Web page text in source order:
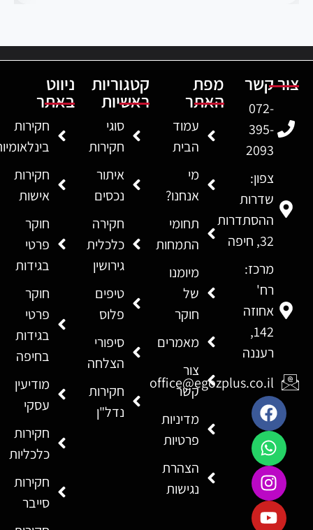
צור קשר
072-
395-
2093
צפון:
שדרות
ההסתדרות
32, חיפה
מרכז:
רח'
אחוזה
142,
רעננה
office@egozplus.co.il
מפת
האתר
עמוד
הבית
מי
אנחנו?
תחומי
התמחות
מיומנו
של
חוקר
מאמרים
צור
קשר
מדיניות
פרטיות
הצהרת
נגישות
קטגוריות
ראשיות
סוגי
חקירות
איתור
נכסים
חקירה
כלכלית
גירושין
טיפים
פלוס
סיפורי
הצלחה
חקירות
נדל"ן
ניווט
באתר
חקירות
חקירות
אישות
חוקר
פרטי
בגידות
חוקר
פרטי
בגידות
בחיפה
מודיעין
עסקי
חקירות
כלכליות
חקירות
סייבר